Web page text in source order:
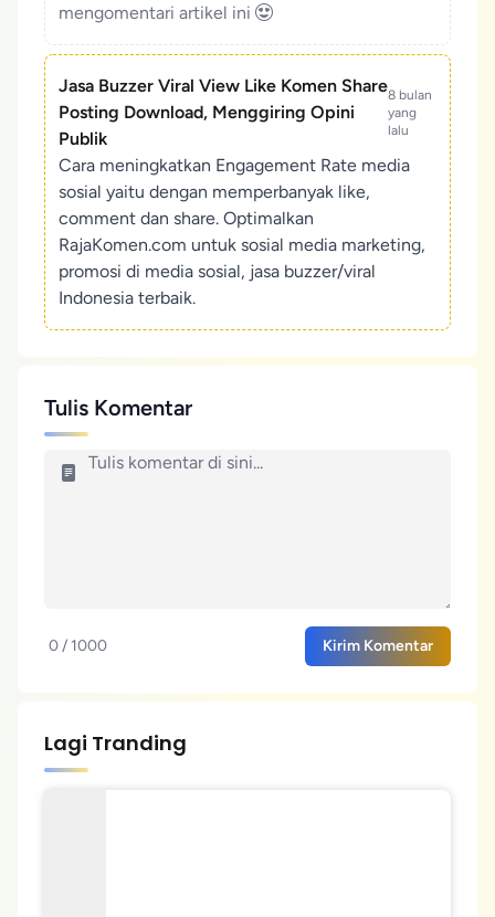
mengomentari artikel ini
Jasa Buzzer Viral View Like Komen Share
Posting Download, Menggiring Opini
Publik
8 bulan
yang
lalu
Cara meningkatkan Engagement Rate media
sosial yaitu dengan memperbanyak like,
comment dan share. Optimalkan
RajaKomen.com untuk sosial media marketing,
promosi di media sosial, jasa buzzer/viral
Indonesia terbaik.
Tulis Komentar
0 / 1000 Kirim Komentar
Lagi Tranding